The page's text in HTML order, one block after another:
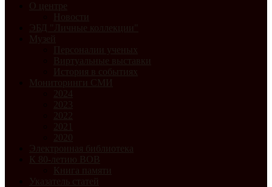
О центре
Новости
ЭБД "Личные коллекции"
Музей
Персоналии ученых
Виртуальные выставки
История в событиях
Мониторинги СМИ
2024
2023
2022
2021
2020
Электронная библиотека
К 80-летию ВОВ
Книга памяти
Указатель статей